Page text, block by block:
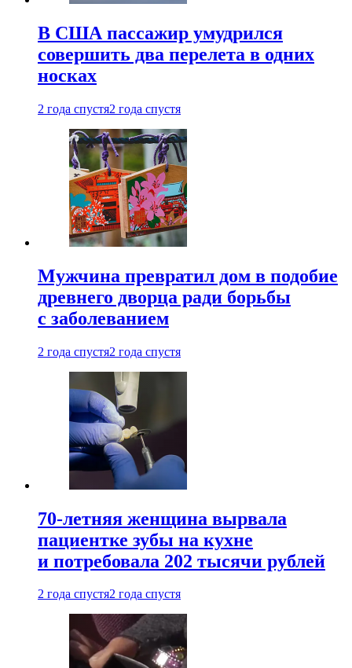
В США пассажир умудрился
совершить два перелета в одних
носках
2 года спустя2 года спустя
Мужчина превратил дом в подобие
древнего дворца ради борьбы
с заболеванием
2 года спустя2 года спустя
70-летняя женщина вырвала
пациентке зубы на кухне
и потребовала 202 тысячи рублей
2 года спустя2 года спустя